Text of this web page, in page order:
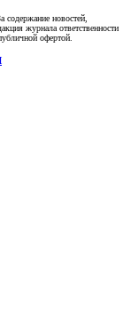
содержание новостей,
журнала ответственности
офертой.